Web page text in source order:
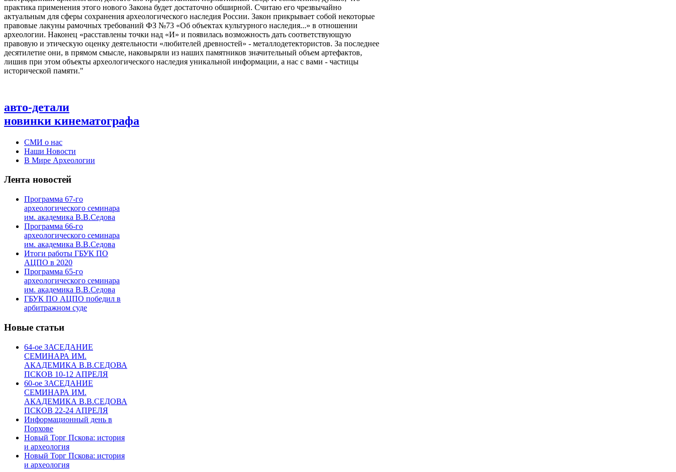
практика применения этого нового Закона будет достаточно обширной. Считаю его чрезвычайно
актуальным для сферы сохранения археологического наследия России. Закон прикрывает собой некоторые
правовые лакуны рамочных требований ФЗ №73 «Об объектах культурного наследия...» в отношении
археологии. Наконец «расставлены точки над «И» и появилась возможность дать соответствующую
правовую и этическую оценку деятельности «любителей древностей» - металлодетектористов. За последнее
десятилетие они, в прямом смысле, наковыряли из наших памятников значительный объем артефактов,
лишив при этом объекты археологического наследия уникальной информации, а нас с вами - частицы
исторической памяти.
авто-детали
новинки кинематографа
СМИ о нас
Наши Новости
В Мире Археологии
Лента новостей
Программа 67-го
археологического семинара
им. академика В.В.Седова
Программа 66-го
археологического семинара
им. академика В.В.Седова
Итоги работы ГБУК ПО
АЦПО в 2020
Программа 65-го
археологического семинара
им. академика В.В.Седова
ГБУК ПО АЦПО победил в
арбитражном суде
Новые статьи
64-ое ЗАСЕДАНИЕ
СЕМИНАРА ИМ.
АКАДЕМИКА В.В.СЕДОВА
ПСКОВ 10-12 АПРЕЛЯ
60-ое ЗАСЕДАНИЕ
СЕМИНАРА ИМ.
АКАДЕМИКА В.В.СЕДОВА
ПСКОВ 22-24 АПРЕЛЯ
Информационный день в
Порхове
Новый Торг Пскова: история
и археология
Новый Торг Пскова: история
и археология